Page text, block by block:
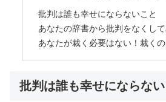
批判は誰も幸せにならないこと
あなたの辞書から批判をなくし
あなたが裁く必要はない！裁く
批判は誰も幸せにならない